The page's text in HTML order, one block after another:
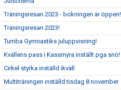
Träningsresan 2023 - bokningen är öppen!
Träningsresan 2023!
Tumba Gymnastiks juluppvisning!
Kvällens pass i Kassmyra inställt pga snö!
Cirkel styrka inställd ikväll
Multiträningen inställd tisdag 8 november